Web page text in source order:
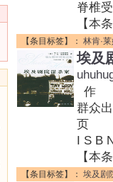
脊椎
【本
【条目标签】： 林肯·
埃及
作
群众
页
I S B
【本
【条目标签】： 埃及剧